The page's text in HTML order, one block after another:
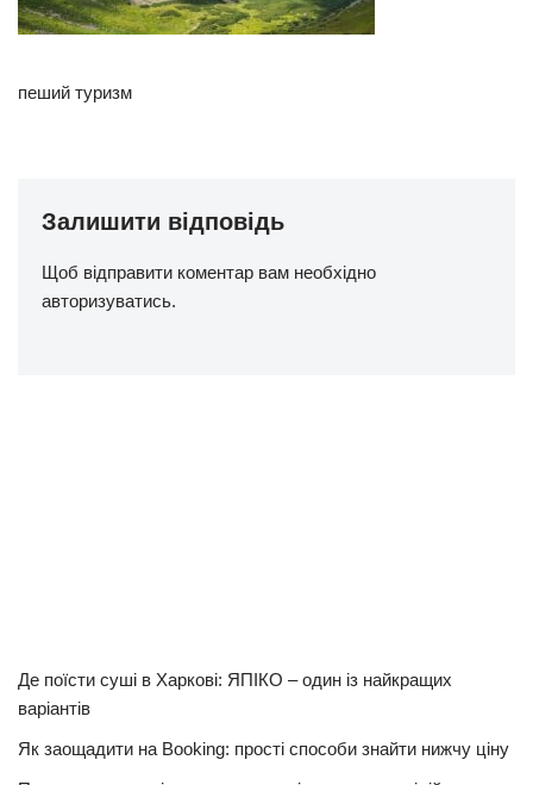
пеший туризм
Залишити відповідь
Щоб відправити коментар вам необхідно
авторизуватись.
Де поїсти суші в Харкові: ЯПІКО – один із найкращих
варіантів
Як заощадити на Booking: прості способи знайти нижчу ціну